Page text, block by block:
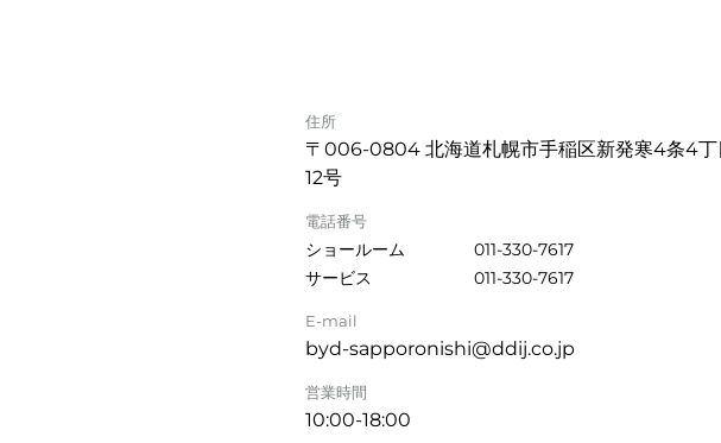
住所
〒006-0804 北海道札幌市手稲区新発寒4条4丁
12号
電話番号
ショールーム
011-330-7617
サービス
011-330-7617
E-mail
byd-sapporonishi@ddij.co.jp
営業時間
10:00-18:00